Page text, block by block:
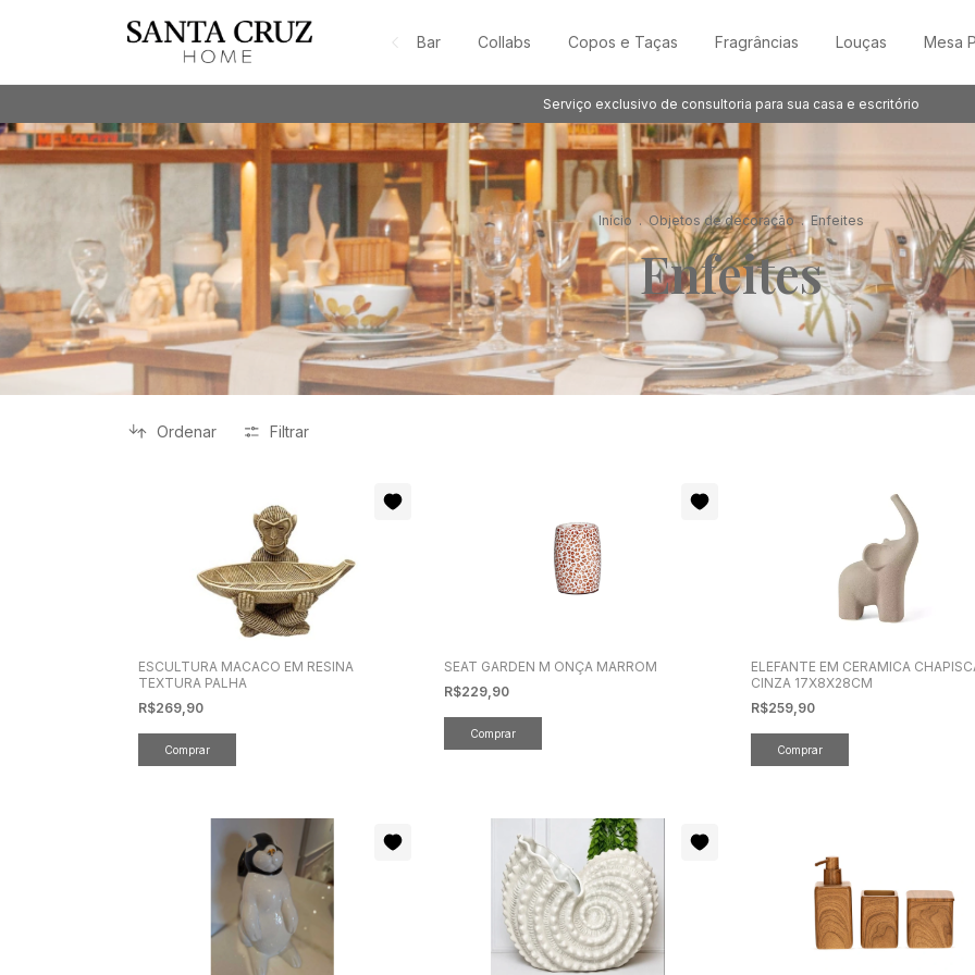
Bar Collabs Copos e Taças Fragrâncias Louças Mesa
Serviço exclusivo de consultoria para sua casa e escritório
Início . Objetos de decoração . Enfeites
Enfeites
Ordenar Filtrar
ESCULTURA MACACO EM RESINA
TEXTURA PALHA
R$269,90
SEAT GARDEN M ONÇA MARROM
R$229,90
ELEFANTE EM CERAMICA
CINZA 17X8X28CM
R$259,90